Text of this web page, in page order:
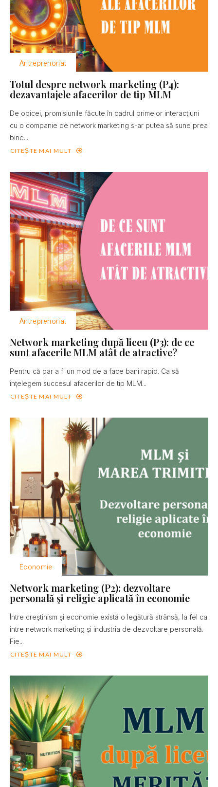
Antreprenoriat
Totul despre network marketing (P4):
dezavantajele afacerilor de tip MLM
De obicei, promisiunile făcute în cadrul primelor interacţiuni
cu o companie de network marketing s-ar putea să sune prea
bine...
CITEȘTE MAI MULT
Antreprenoriat
Network marketing după liceu (P3): de ce
sunt afacerile MLM atât de atractive?
Pentru că par a fi un mod de a face bani rapid. Ca să
înţelegem succesul afacerilor de tip MLM...
CITEȘTE MAI MULT
Economie
Network marketing (P2): dezvoltare
personală şi religie aplicată în economie
Între creştinism şi economie există o legătură strânsă, la fel ca
între network marketing şi industria de dezvoltare personală.
Fie...
CITEȘTE MAI MULT